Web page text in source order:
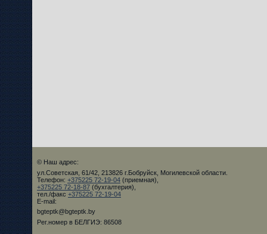
© Наш адрес:
ул.Советская, 61/42, 213826 г.Бобруйск, Могилевской области.
Телефон: +375225 72-19-04 (приемная),
+375225 72-18-87 (бухгалтерия),
тел./факс +375225 72-19-04
E-mail:
bgteptk@bgteptk.by
Рег.номер в БЕЛГИЭ: 86508